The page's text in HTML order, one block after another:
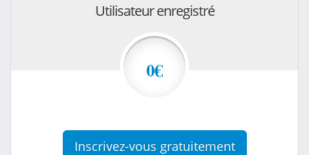
Utilisateur enregistré
0€
Inscrivez-vous gratuitement